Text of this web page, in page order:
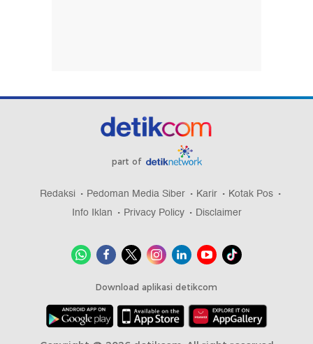
part of
Redaksi Pedoman Media Siber Karir
Kotak Pos
Info Iklan
Privacy Policy Disclaimer
Download aplikasi detikcom